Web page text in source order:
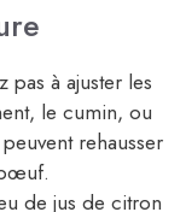
pas à ajuster les
le cumin, ou
rehausser
de jus de citron